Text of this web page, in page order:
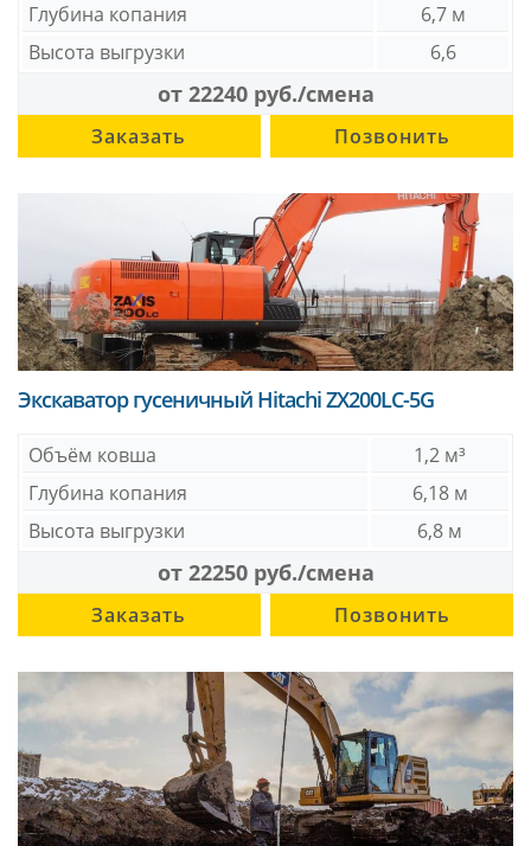
Глубина копания
6,7 м
Высота выгрузки
6,6
от 22240 руб./смена
Заказать Позвонить
Экскаватор гусеничный Hitachi ZX200LC-5G
Объём ковша
1,2 м³
Глубина копания
6,18 м
Высота выгрузки
6,8 м
от 22250 руб./смена
Заказать Позвонить